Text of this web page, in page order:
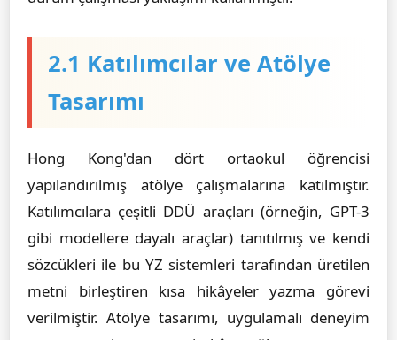
2.1 Katılımcılar ve Atölye
Tasarımı
Hong Kong'dan dört ortaokul öğrencisi
yapılandırılmış atölye çalışmalarına katılmıştır.
Katılımcılara çeşitli DDÜ araçları (örneğin, GPT-3
gibi modellere dayalı araçlar) tanıtılmış ve kendi
sözcükleri ile bu YZ sistemleri tarafından üretilen
metni birleştiren kısa hikâyeler yazma görevi
verilmiştir. Atölye tasarımı, uygulamalı deneyim